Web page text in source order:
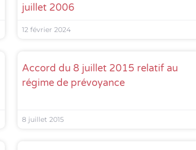
juillet 2006
12 février 2024
Accord du 8 juillet 2015 relatif au
régime de prévoyance
8 juillet 2015